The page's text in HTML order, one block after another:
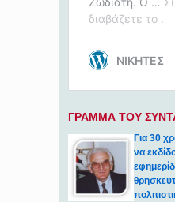
ΓΡΑΜΜΑ ΤΟΥ
Για 30
να